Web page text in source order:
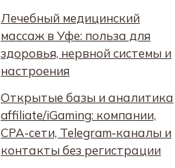
Лечебный медицинский
массаж в Уфе: польза для
здоровья, нервной системы и
настроения
Открытые базы и аналитика
affiliate/iGaming: компании,
CPA‑сети, Telegram‑каналы и
контакты без регистрации